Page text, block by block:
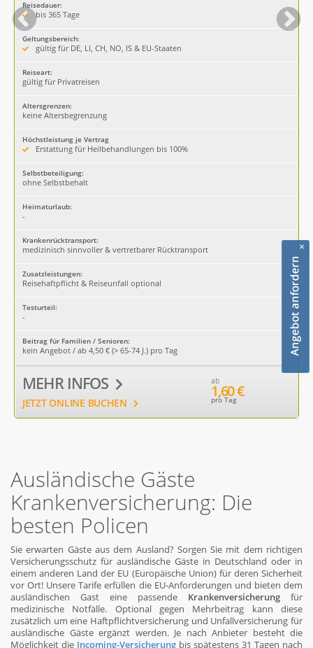
Reisedauer:
bis 365 Tage
Geltungsbereich:
gültig für DE, LI, CH, NO, IS & EU-Staaten
Reiseart:
gültig für Privatreisen
Altersgrenzen:
keine Altersbegrenzung
Höchstleistung je Vertrag
Erstattung für Heilbehandlungen bis 100%
Selbstbeteiligung:
ohne Selbstbehalt
Heimaturlaub:
-
Krankenrücktransport:
medizinisch sinnvoller & vertretbarer Rücktransport
Zusatzleistungen:
Reisehaftpflicht & Reiseunfall optional
Testurteil:
-
Beitrag für Familien / Senioren:
kein Angebot / ab 4,50 € (> 65-74 J.) pro Tag
MEHR INFOS
JETZT ONLINE BUCHEN
ab
1,60 €
pro Tag
Ausländische Gäste
Krankenversicherung: Die
besten Policen
Sie erwarten Gäste aus dem Ausland? Sorgen Sie mit dem richtigen
Versicherungsschutz für ausländische Gäste in Deutschland oder in
einem anderen Land der EU (Europäische Union) für deren Sicherheit
vor Ort! Unsere Tarife erfüllen die EU-Anforderungen und bieten dem
ausländischen Gast eine passende Krankenversicherung für
medizinische Notfälle. Optional gegen Mehrbeitrag kann diese
zusätzlich um eine Haftpflichtversicherung und Unfallversicherung für
ausländische Gäste ergänzt werden. Je nach Anbieter besteht die
Möglichkeit die Incoming-Versicherung bis spätestens 31 Tagen nach
×